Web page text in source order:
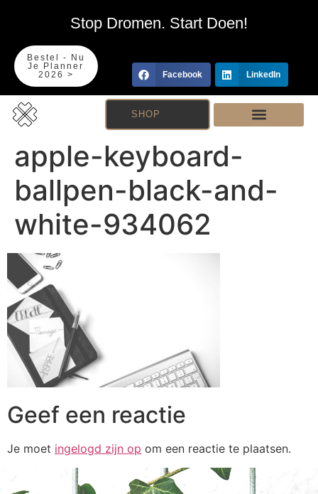
Stop Dromen. Start Doen!
Bestel - Nu
Je Planner
2026 >
Facebook LinkedIn
SHOP
apple-keyboard-
ballpen-black-and-
white-934062
Geef een reactie
Je moet ingelogd zijn op om een reactie te plaatsen.